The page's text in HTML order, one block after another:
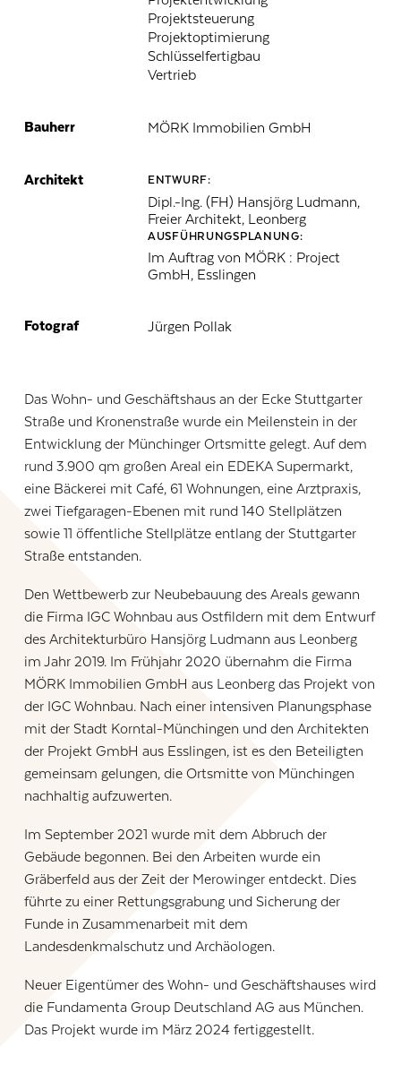
Projektsteuerung
Projektoptimierung
Schlüsselfertigbau
Vertrieb
Bauherr MÖRK Immobilien GmbH
Architekt ENTWURF:
Dipl.-Ing. (FH) Hansjörg Ludmann,
Freier Architekt, Leonberg
AUSFÜHRUNGSPLANUNG:
Im Auftrag von MÖRK : Project
GmbH, Esslingen
Fotograf Jürgen Pollak
Das Wohn- und Geschäftshaus an der Ecke Stuttgarter
Straße und Kronenstraße wurde ein Meilenstein in der
Entwicklung der Münchinger Ortsmitte gelegt. Auf dem
rund 3.900 qm großen Areal ein EDEKA Supermarkt,
eine Bäckerei mit Café, 61 Wohnungen, eine Arztpraxis,
zwei Tiefgaragen-Ebenen mit rund 140 Stellplätzen
sowie 11 öffentliche Stellplätze entlang der Stuttgarter
Straße entstanden.
Den Wettbewerb zur Neubebauung des Areals gewann
die Firma IGC Wohnbau aus Ostfildern mit dem Entwurf
des Architekturbüro Hansjörg Ludmann aus Leonberg
im Jahr 2019. Im Frühjahr 2020 übernahm die Firma
MÖRK Immobilien GmbH aus Leonberg das Projekt von
der IGC Wohnbau. Nach einer intensiven Planungsphase
mit der Stadt Korntal-Münchingen und den Architekten
der Projekt GmbH aus Esslingen, ist es den Beteiligten
gemeinsam gelungen, die Ortsmitte von Münchingen
nachhaltig aufzuwerten.
Im September 2021 wurde mit dem Abbruch der
Gebäude begonnen. Bei den Arbeiten wurde ein
Gräberfeld aus der Zeit der Merowinger entdeckt. Dies
führte zu einer Rettungsgrabung und Sicherung der
Funde in Zusammenarbeit mit dem
Landesdenkmalschutz und Archäologen.
Neuer Eigentümer des Wohn- und Geschäftshauses wird
die Fundamenta Group Deutschland AG aus München.
Das Projekt wurde im März 2024 fertiggestellt.